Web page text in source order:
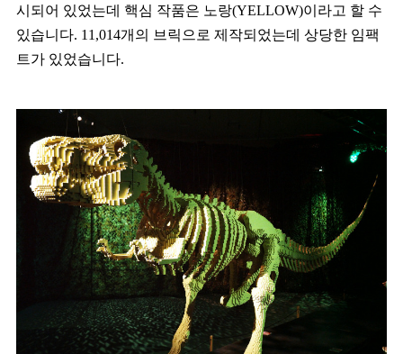
시되어 있었는데 핵심 작품은 노랑(YELLOW)이라고 할 수
있습니다. 11,014개의 브릭으로 제작되었는데 상당한 임팩
트가 있었습니다.